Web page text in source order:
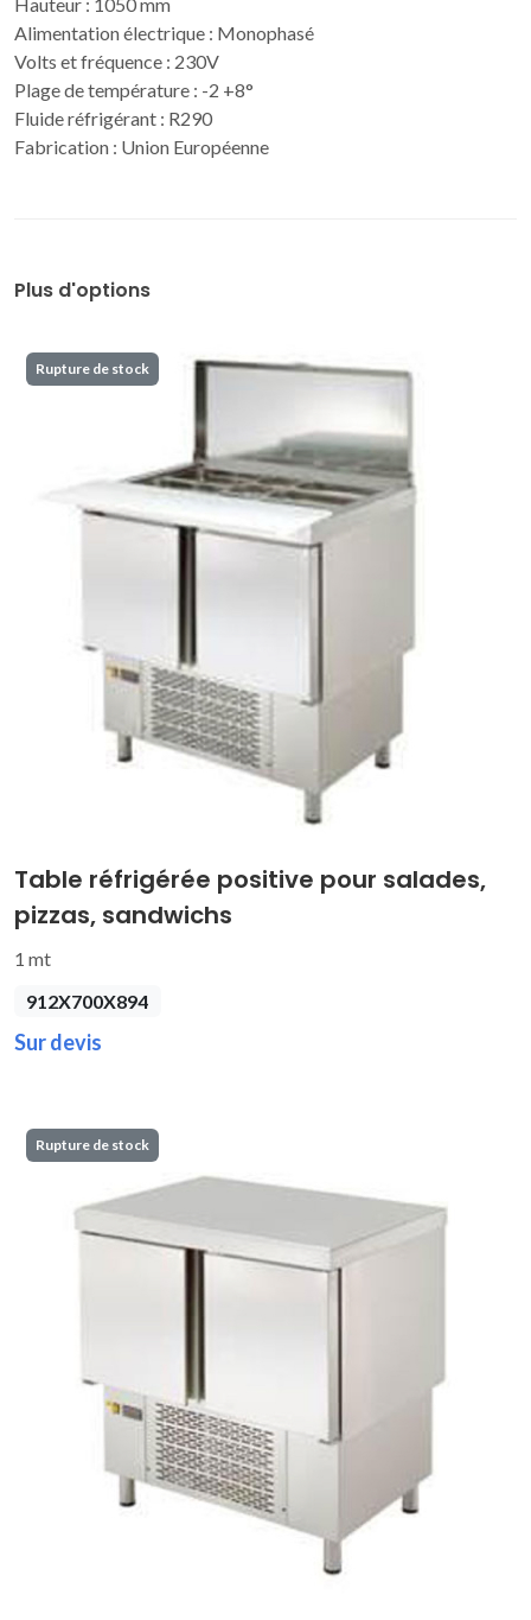
Alimentation électrique : Monophasé
Volts et fréquence : 230V
Plage de température : -2 +8°
Fluide réfrigérant : R290
Fabrication : Union Européenne
Plus d'options
Rupture de stock
Table réfrigérée positive pour salades,
pizzas, sandwichs
1 mt
912X700X894
Sur devis
Rupture de stock